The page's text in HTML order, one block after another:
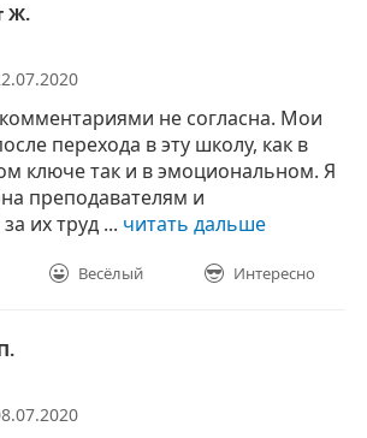
Ж.
не согласна. Мои
перехода в эту школу, как в
ключе так и в эмоциональном. Я
преподавателям и
их труд ... читать дальше
Весёлый Интересно